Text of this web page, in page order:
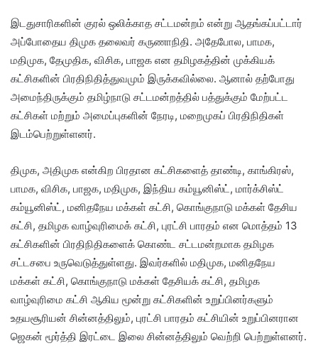
இடதுசாரிகளின் குரல் ஒலிக்காத சட்டமன்றம் என்று ஆதங்கப்பட்டார்
அப்போதைய திமுக தலைவர் கருணாநிதி. அதேபோல, பாமக,
மதிமுக, தேமுதிக, விசிக, பாஜக என தமிழகத்தின் முக்கியக்
கட்சிகளின் பிரதிநிதித்துவமும் இருக்கவில்லை. ஆனால் தற்போது
அமைந்திருக்கும் தமிழ்நாடு சட்டமன்றத்தில் பத்துக்கும் மேற்பட்ட
கட்சிகள் மற்றும் அமைப்புகளின் நேரடி, மறைமுகப் பிரதிநிதிகள்
இடம்பெற்றுள்ளனர்.
திமுக, அதிமுக என்கிற பிரதான கட்சிகளைத் தாண்டி, காங்கிரஸ்,
பாமக, விசிக, பாஜக, மதிமுக, இந்திய கம்யூனிஸ்ட், மார்க்சிஸ்ட்
கம்யூனிஸ்ட், மனிதநேய மக்கள் கட்சி, கொங்குநாடு மக்கள் தேசிய
கட்சி, தமிழக வாழ்வுரிமைக் கட்சி, புரட்சி பாரதம் என மொத்தம் 13
கட்சிகளின் பிரதிநிதிகளைக் கொண்ட சட்டமன்றமாக தமிழக
சட்டசபை உருவெடுத்துள்ளது. இவர்களில் மதிமுக, மனிதநேய
மக்கள் கட்சி, கொங்குநாடு மக்கள் தேசியக் கட்சி, தமிழக
வாழ்வுரிமை கட்சி ஆகிய மூன்று கட்சிகளின் உறுப்பினர்களும்
உதயசூரியன் சின்னத்திலும், புரட்சி பாரதம் கட்சியின் உறுப்பினரான
ஜெகன் மூர்த்தி இரட்டை இலை சின்னத்திலும் வெற்றி பெற்றுள்ளனர்.